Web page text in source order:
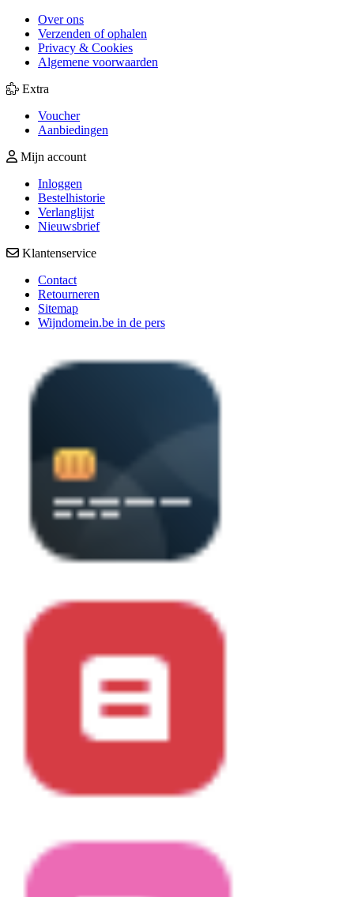
Over ons
Verzenden of ophalen
Privacy & Cookies
Algemene voorwaarden
Extra
Voucher
Aanbiedingen
Mijn account
Inloggen
Bestelhistorie
Verlanglijst
Nieuwsbrief
Klantenservice
Contact
Retourneren
Sitemap
Wijndomein.be in de pers